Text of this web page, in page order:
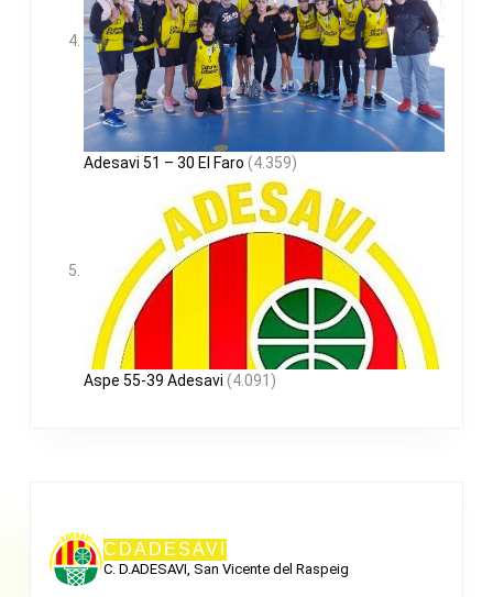
Adesavi 51 – 30 El Faro (4.359)
Aspe 55-39 Adesavi (4.091)
CDADESAVI
C. D.ADESAVI, San Vicente del Raspeig